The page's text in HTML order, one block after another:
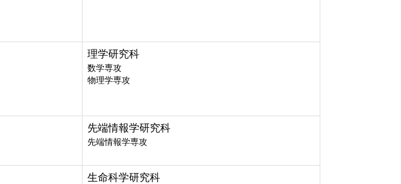
理学研究科
数学専攻
物理学専攻
先端情報学研究科
先端情報学専攻
生命科学研究科